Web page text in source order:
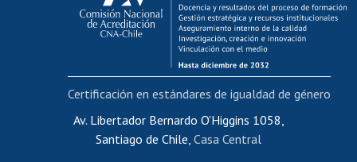
Funcionarias/os
Cursos internos de capacitación
Bienestar del personal
Portal de movilidad interna
Certificado de renta
Certificado de renta honorarios
Av. Libertador Bernardo O'Higgins 1058,
Santiago de Chile, Casa Central
Certificación en estándares de igualdad de género